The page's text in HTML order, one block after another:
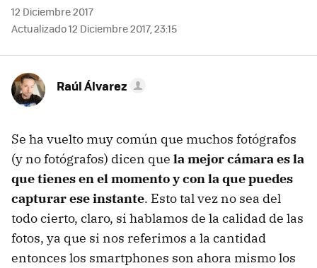
12 Diciembre 2017
Actualizado 12 Diciembre 2017, 23:15
Raúl Álvarez
Se ha vuelto muy común que muchos fotógrafos
(y no fotógrafos) dicen que la mejor cámara es la
que tienes en el momento y con la que puedes
capturar ese instante. Esto tal vez no sea del
todo cierto, claro, si hablamos de la calidad de las
fotos, ya que si nos referimos a la cantidad
entonces los smartphones son ahora mismo los